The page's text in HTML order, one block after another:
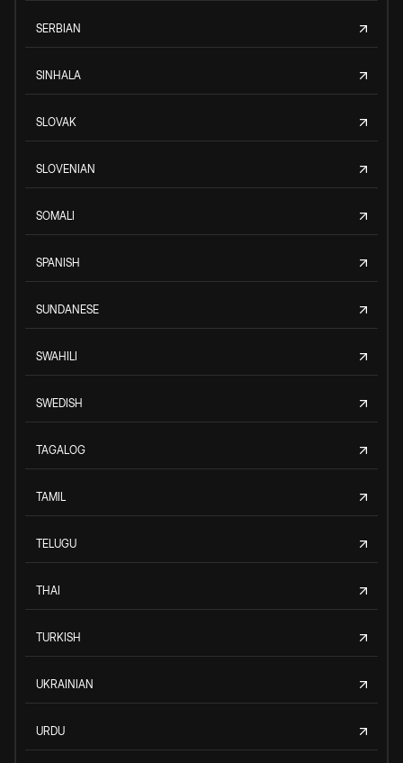
SERBIAN
SINHALA
SLOVAK
SLOVENIAN
SOMALI
SPANISH
SUNDANESE
SWAHILI
SWEDISH
TAGALOG
TAMIL
TELUGU
THAI
TURKISH
UKRAINIAN
URDU